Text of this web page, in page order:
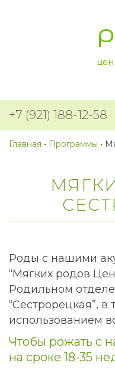
+7 (921) 188-12-58
Главная • Программы •
Роды с нашими
“Мягких родов
Родильном
“Сестрорецкая”, в
использованием
Чтобы рожать с
на сроке 18-35